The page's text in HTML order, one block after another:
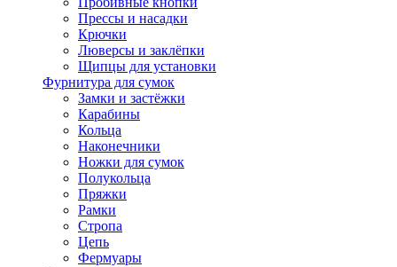
Прессы и насадки
Крючки
Люверсы и заклёпки
Щипцы для установки
Фурнитура для сумок
Замки и застёжки
Карабины
Кольца
Наконечники
Ножки для сумок
Полукольца
Пряжки
Рамки
Стропа
Цепь
Фермуары